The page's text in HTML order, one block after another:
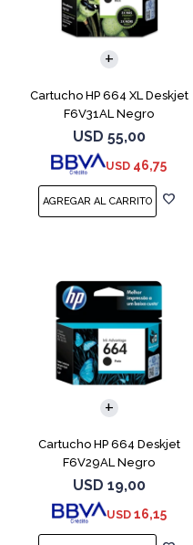
Cartucho HP 664 XL Deskjet
F6V31AL Negro
USD 55,00
USD 46,75
Cartucho HP 664 Deskjet
F6V29AL Negro
USD 19,00
USD 16,15